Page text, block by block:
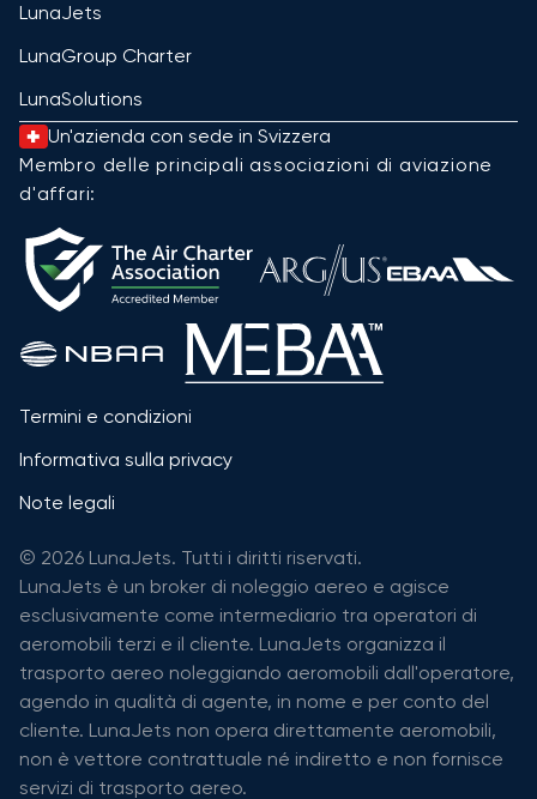
LunaJets
LunaGroup Charter
LunaSolutions
Un'azienda con sede in Svizzera
Membro delle principali associazioni di aviazione
d'affari:
Termini e condizioni
Informativa sulla privacy
Note legali
© 2026 LunaJets. Tutti i diritti riservati.
LunaJets è un broker di noleggio aereo e agisce
esclusivamente come intermediario tra operatori di
aeromobili terzi e il cliente. LunaJets organizza il
trasporto aereo noleggiando aeromobili dall'operatore,
agendo in qualità di agente, in nome e per conto del
cliente. LunaJets non opera direttamente aeromobili,
non è vettore contrattuale né indiretto e non fornisce
servizi di trasporto aereo.